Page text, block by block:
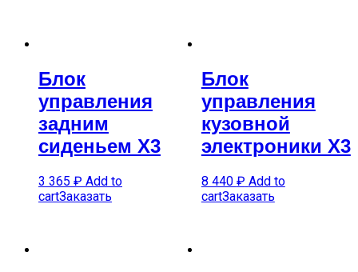
Блок
управления
задним
сиденьем X3
3 365 ₽ Add to
cartЗаказать
Блок
управления
кузовной
электроники X3
8 440 ₽ Add to
cartЗаказать